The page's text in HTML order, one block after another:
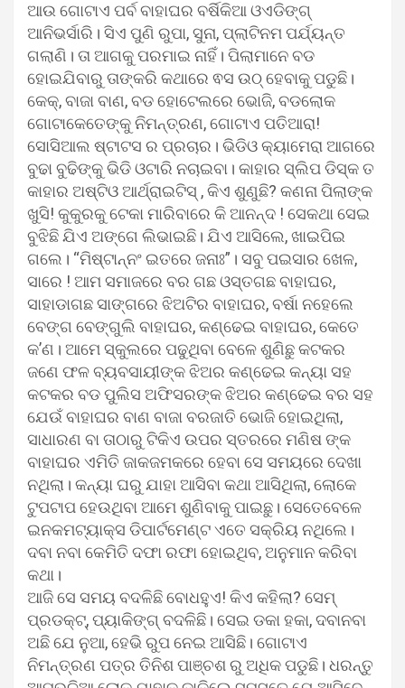
ଆଉ ଗୋଟାଏ ପର୍ବ ବାହାଘର ବର୍ଷିକିଆ ଓଏଡିଙ୍ଗ୍
ଆନିଭର୍ସାରି। ସିଏ ପୁଣି ରୁପା, ସୁନା, ପ୍ଲାଟିନମ ପର୍ଯ୍ୟନ୍ତ
ଗଲାଣି। ତା ଆଗକୁ ପରମାଇ ନାହିଁ। ପିଲାମାନେ ବଡ
ହୋଇଯିବାରୁ ତାଙ୍କରି କଥାରେ ଵସ ଉଠ୍ ହେବାକୁ ପଡୁଛି।
କେକ୍, ବାଜା ବାଣ, ବଡ ହୋଟେଲରେ ଭୋଜି, ବଡଲୋକ
ଗୋଟାକେତେଙ୍କୁ ନିମନ୍ତ୍ରଣ, ଗୋଟାଏ ପତିଆରା!
ସୋସିଆଲ ଷ୍ଟାଟସ ର ପ୍ରଚାର। ଭିଡିଓ କ୍ୟାମେରା ଆଗରେ
ବୁଢା ବୁଢିଙ୍କୁ ଭିଡି ଓଟାରି ନଚାଇବା। କାହାର ସ୍ଲିପ ଡିସ୍କ ତ
କାହାର ଅଷ୍ଟିଓ ଆର୍ଥ୍ରାଇଟିସ୍ , କିଏ ଶୁଣୁଛି? କଣନା ପିଲାଙ୍କ
ଖୁସି! କୁକୁରକୁ ଟେକା ମାରିବାରେ କି ଆନନ୍ଦ ! ସେକଥା ସେଇ
ବୁଝିଛି ଯିଏ ଅଙ୍ଗେ ଲିଭାଇଛି। ଯିଏ ଆସିଲେ, ଖାଇପିଇ
ଗଲେ। “ମିଷ୍ଟାନ୍ନଂ ଇତରେ ଜନାଃ”। ସବୁ ପଇସାର ଖେଳ,
ସାରେ ! ଆମ ସମାଜରେ ବର ଗଛ ଓସ୍ତଗଛ ବାହାଘର,
ସାହାଡାଗଛ ସାଙ୍ଗରେ ଝିଅଟିର ବାହାଘର, ବର୍ଷା ନହେଲେ
ବେଙ୍ଗ ବେଙ୍ଗୁଲି ବାହାଘର, କଣ୍ଢେଇ ବାହାଘର, କେତେ
କ’ଣ। ଆମେ ସ୍କୁଲରେ ପଢୁଥିବା ବେଳେ ଶୁଣିଛୁ କଟକର
ଜଣେ ଫଳ ବ୍ୟବସାୟୀଙ୍କ ଝିଅର କଣ୍ଢେଇ କନ୍ୟା ସହ
କଟକର ବଡ ପୁଲିସ ଅଫିସରଙ୍କ ଝିଅର କଣ୍ଢେଇ ବର ସହ
ଯେଉଁ ବାହାଘର ବାଣ ବାଜା ବରଜାତି ଭୋଜି ହୋଇଥିଲା,
ସାଧାରଣ ବା ତାଠାରୁ ଟିକିଏ ଉପର ସ୍ତରରେ ମଣିଷ ଙ୍କ
ବାହାଘର ଏମିତି ଜାକଜମକରେ ହେବା ସେ ସମୟରେ ଦେଖା
ନଥିଲା। କନ୍ୟା ଘରୁ ଯାହା ଆସିବା କଥା ଆସିଥିଲା, ଲୋକେ
ଟୁପଟାପ ହେଉଥିବା ଆମେ ଶୁଣିବାକୁ ପାଇଛୁ। ସେତେବେଳେ
ଇନକମଟ୍ୟାକ୍ସ ଡିପାର୍ଟମେଣ୍ଟ ଏତେ ସକ୍ରିୟ ନଥିଲେ।
ଦବା ନବା କେମିତି ଦଫା ରଫା ହୋଇଥିବ, ଅନୁମାନ କରିବା
କଥା।
ଆଜି ସେ ସମୟ ବଦଳିଛି ବୋଧହୁଏ! କିଏ କହିଲା? ସେମ୍
ପ୍ରଡକ୍ଟ୍, ପ୍ୟାକିଙ୍ଗ୍ ବଦଳିଛି। ସେଇ ଡକା ହକା, ଦବାନବା
ଅଛି ଯେ ନୁଆ, ହେଭି ରୁପ ନେଇ ଆସିଛି। ଗୋଟାଏ
ନିମନ୍ତ୍ରଣ ପତ୍ର ତିନିଶ ପାଞ୍ଚଶ ରୁ ଅଧିକ ପଡୁଛି। ଧରନ୍ତୁ